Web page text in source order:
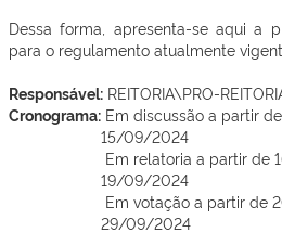
Dessa forma, apresenta-se aqui a
para o regulamento atualmente
Responsável: REITORIA\PRO-
Cronograma: Em discussão a partir
15/09/2024
Em relatoria a partir de
19/09/2024
Em votação a partir de
29/09/2024